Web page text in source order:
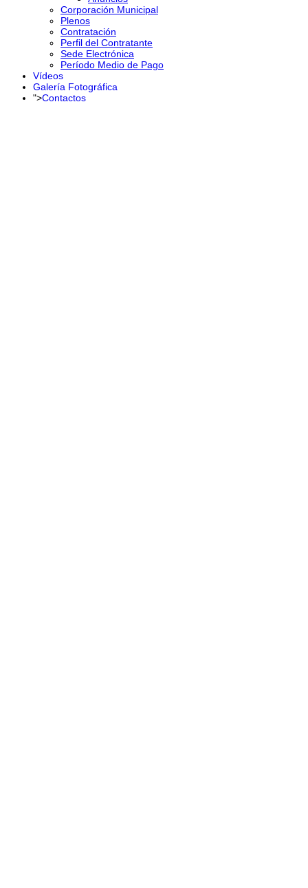
Corporación Municipal
Plenos
Contratación
Perfil del Contratante
Sede Electrónica
Período Medio de Pago
Vídeos
Galería Fotográfica
">Contactos